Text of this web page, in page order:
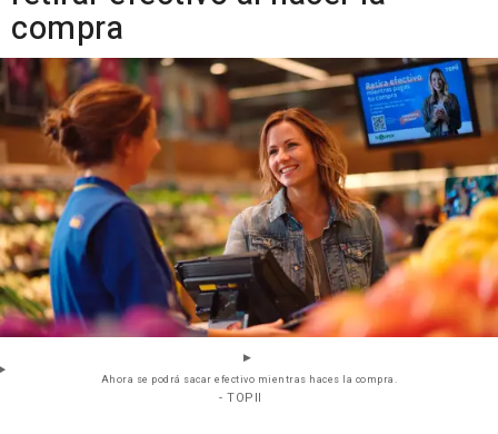
compra
Ahora se podrá sacar efectivo mientras haces la compra.
- TOPII